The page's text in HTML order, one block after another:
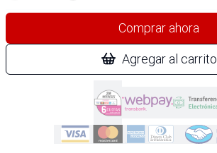
Comprar ahora
Agregar al carrito